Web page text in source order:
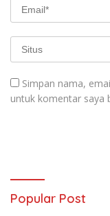
Simpan nama,
untuk komentar saya
Popular Post